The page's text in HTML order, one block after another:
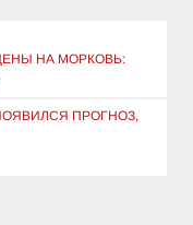
НА МОРКОВЬ:
ПРОГНОЗ,